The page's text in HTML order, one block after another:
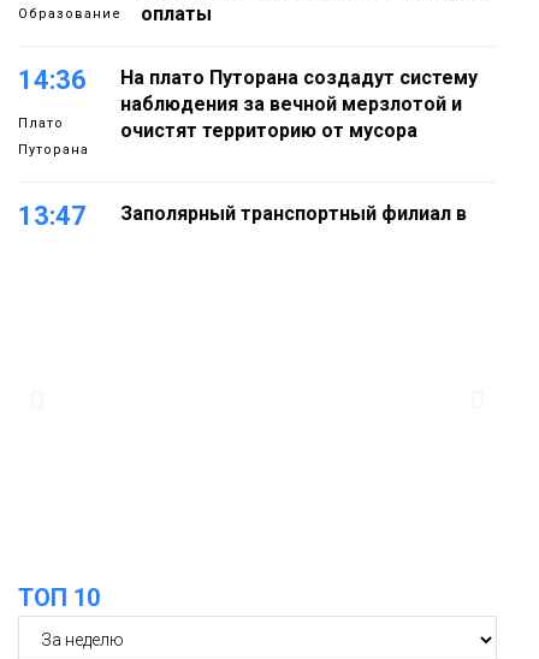
Образование
оплаты
14:36
Плато
Путорана
На плато Путорана создадут систему
наблюдения за вечной мерзлотой и
очистят территорию от мусора
13:47
Заполярный транспортный филиал в
ТОП 10